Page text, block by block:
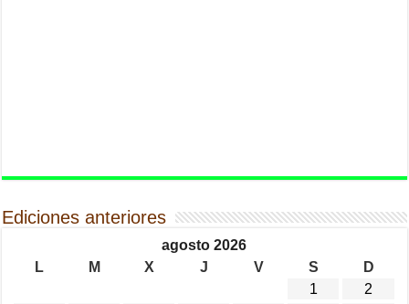
Ediciones anteriores
agosto 2026
L
M X J V S
D
1
2